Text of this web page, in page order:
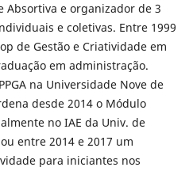
Absortiva e organizador de 3
e coletivas. Entre 1999
de Gestão e Criatividade em
em administração.
na Universidade Nove de
desde 2014 o Módulo
no IAE da Univ. de
entre 2014 e 2017 um
para iniciantes nos